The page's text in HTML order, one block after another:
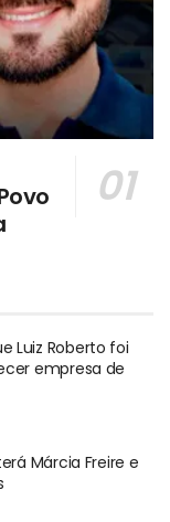
Luiz Roberto foi
empresa de
Márcia Freire e